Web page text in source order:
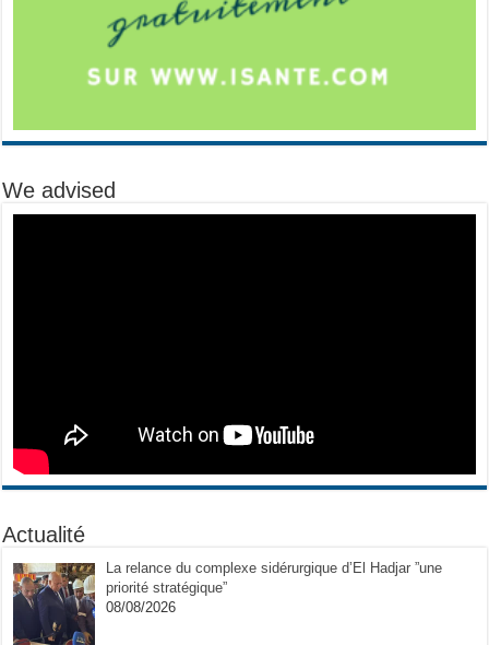
We advised
Actualité
La relance du complexe sidérurgique d’El Hadjar ”une
priorité stratégique”
08/08/2026